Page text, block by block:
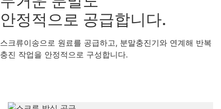
안정적으로 공급합니다.
스크류이송으로 원료를 공급하고, 분말충진기와 연계해 반복
충진 작업을 안정적으로 구성합니다.